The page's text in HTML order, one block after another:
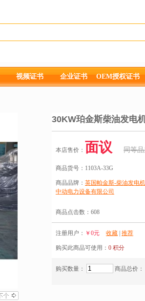
视频证书 企业证书 OEM授权证书
30KW珀金斯柴油发电
本店售价： 面议 同等
商品货号： 1103A-33G
商品品牌： 英国帕金斯-柴油发电
中动电力设备有限公司
商品点击数： 608
注册用户： ￥0元 收藏 推荐
购买此商品可使用： 0 积分
购买数量： 商品总价：